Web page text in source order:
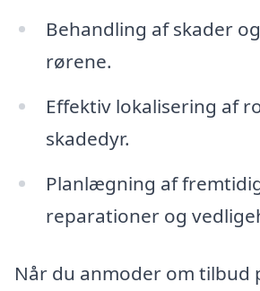
Behandling af skader
rørene.
Effektiv lokalisering af
skadedyr.
Planlægning af
reparationer og
Når du anmoder om tilbud